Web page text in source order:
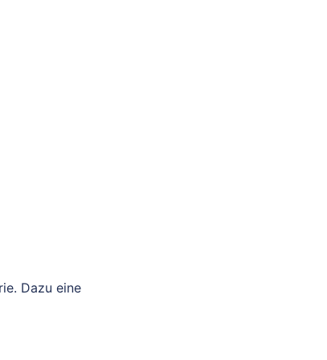
Dazu eine